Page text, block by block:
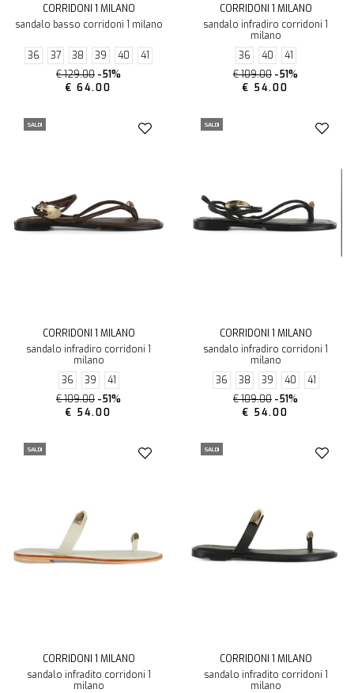
CORRIDONI 1 MILANO
sandalo basso corridoni 1 milano
36 37 38 39 40
41
€ 129.00 -51%
€ 64.00
CORRIDONI 1 MILANO
sandalo infradiro corridoni 1
milano
36
40
41
€ 109.00 -51%
€ 54.00
SALDI
CORRIDONI 1 MILANO
sandalo infradiro corridoni 1
milano
36
39
41
€ 109.00 -51%
€ 54.00
SALDI
CORRIDONI 1 MILANO
sandalo infradiro corridoni 1
milano
36
38 39 40
41
€ 109.00 -51%
€ 54.00
SALDI
CORRIDONI 1 MILANO
sandalo infradito corridoni 1
milano
SALDI
CORRIDONI 1 MILANO
sandalo infradito corridoni 1
milano